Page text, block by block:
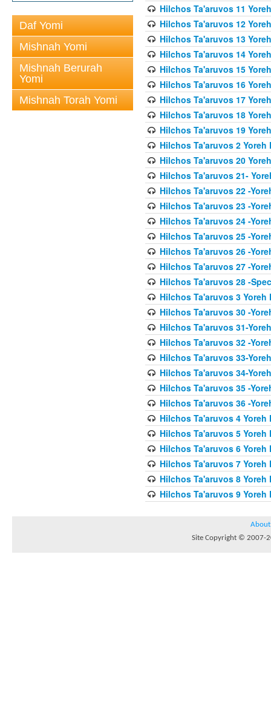
Daf Yomi
Mishnah Yomi
Mishnah Berurah
Yomi
Mishnah Torah Yomi
Hilchos Ta'aruvos 11
Hilchos Ta'aruvos 12
Hilchos Ta'aruvos 13
Hilchos Ta'aruvos 14
Hilchos Ta'aruvos 15
Hilchos Ta'aruvos 16
Hilchos Ta'aruvos 17
Hilchos Ta'aruvos 18
Hilchos Ta'aruvos 19
Hilchos Ta'aruvos 2 Yoreh
Hilchos Ta'aruvos 20
Hilchos Ta'aruvos 21-
Hilchos Ta'aruvos 22 -
Hilchos Ta'aruvos 23 -
Hilchos Ta'aruvos 24 -
Hilchos Ta'aruvos 25 -
Hilchos Ta'aruvos 26 -
Hilchos Ta'aruvos 27 -
Hilchos Ta'aruvos 28 -
Hilchos Ta'aruvos 3 Yoreh
Hilchos Ta'aruvos 30 -
Hilchos Ta'aruvos 31-
Hilchos Ta'aruvos 32 -
Hilchos Ta'aruvos 33-
Hilchos Ta'aruvos 34-
Hilchos Ta'aruvos 35 -
Hilchos Ta'aruvos 36 -
Hilchos Ta'aruvos 4 Yoreh
Hilchos Ta'aruvos 5 Yoreh
Hilchos Ta'aruvos 6 Yoreh
Hilchos Ta'aruvos 7 Yoreh
Hilchos Ta'aruvos 8 Yoreh
Hilchos Ta'aruvos 9 Yoreh
About
Site Copyright © 2007-